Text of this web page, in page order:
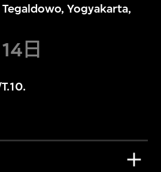
Yogyakarta,
日